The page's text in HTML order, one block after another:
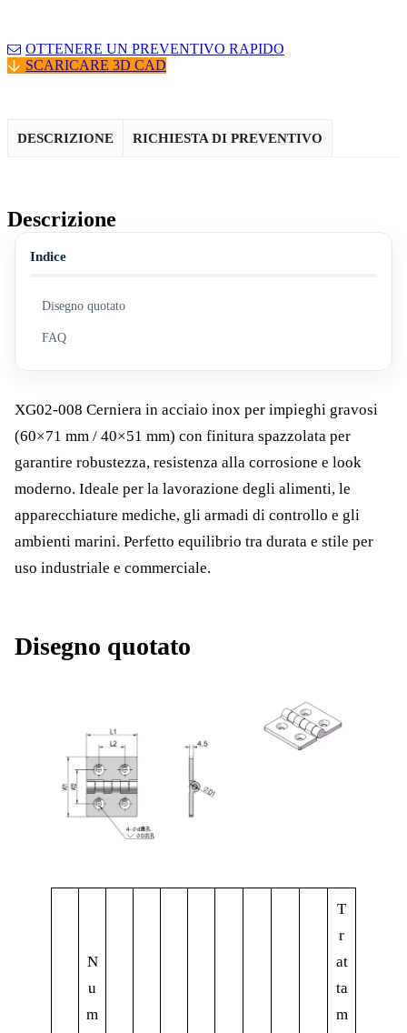
OTTENERE UN PREVENTIVO RAPIDO
SCARICARE 3D CAD
DESCRIZIONE RICHIESTA DI PREVENTIVO
Descrizione
Indice
Disegno quotato
FAQ
XG02-008 Cerniera in acciaio inox per impieghi gravosi
(60×71 mm / 40×51 mm) con finitura spazzolata per
garantire robustezza, resistenza alla corrosione e look
moderno. Ideale per la lavorazione degli alimenti, le
apparecchiature mediche, gli armadi di controllo e gli
ambienti marini. Perfetto equilibrio tra durata e stile per
uso industriale e commerciale.
Disegno quotato
N
u
m
T
r
at
ta
m